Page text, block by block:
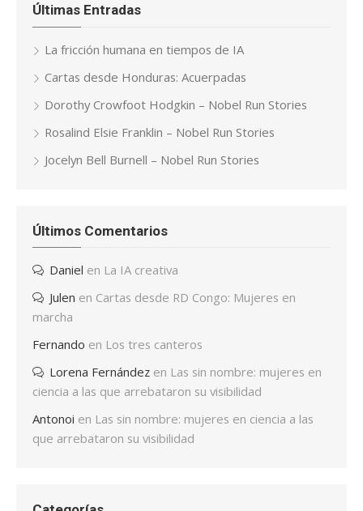
Últimas Entradas
La fricción humana en tiempos de IA
Cartas desde Honduras: Acuerpadas
Dorothy Crowfoot Hodgkin – Nobel Run Stories
Rosalind Elsie Franklin – Nobel Run Stories
Jocelyn Bell Burnell – Nobel Run Stories
Últimos Comentarios
Daniel en La IA creativa
Julen en Cartas desde RD Congo: Mujeres en
marcha
Fernando en Los tres canteros
Lorena Fernández en Las sin nombre: mujeres en
ciencia a las que arrebataron su visibilidad
Antonoi en Las sin nombre: mujeres en ciencia a las
que arrebataron su visibilidad